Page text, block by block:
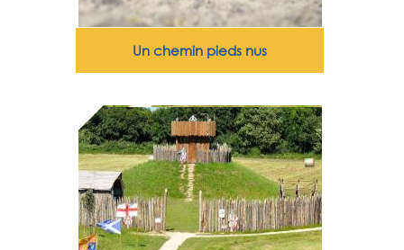
Un chemin pieds nus